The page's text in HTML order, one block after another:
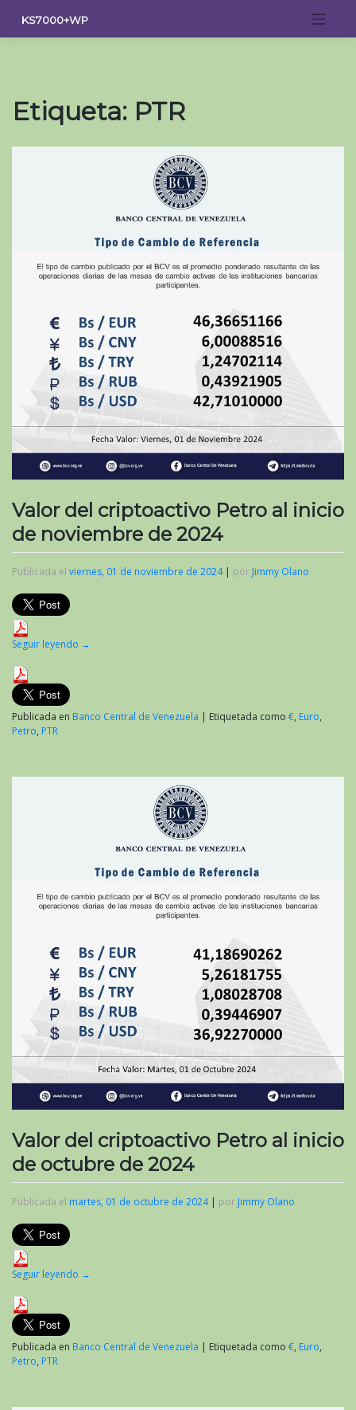
contenido
KS7000+WP
Etiqueta: PTR
Valor del criptoactivo Petro al inicio
de noviembre de 2024
Publicada el viernes, 01 de noviembre de 2024| por Jimmy Olano
Seguir leyendo →
Publicada en Banco Central de Venezuela | Etiquetada como €, Euro,
Petro, PTR
Valor del criptoactivo Petro al inicio
de octubre de 2024
Publicada el martes, 01 de octubre de 2024| por Jimmy Olano
Seguir leyendo →
Publicada en Banco Central de Venezuela | Etiquetada como €, Euro,
Petro, PTR